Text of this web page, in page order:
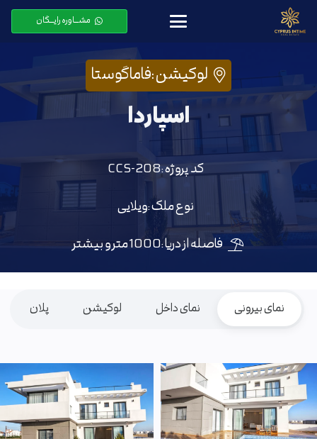
مشـــاوره رایـــگان
لوکیشن :فاماگوستا
اسپاردا
کد پروژه :CCS-208
نوع ملک :ویلایی
فاصله از دریا :1000 متر و بیشتر
نمای بیرونی نمای داخل لوکیشن پلان